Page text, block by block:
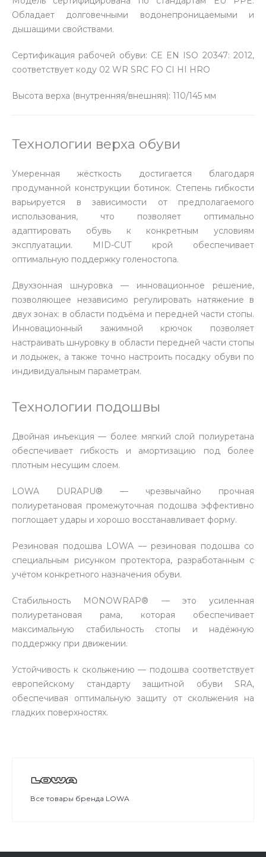
Обладает долговечными водонепроницаемыми и
дышащими свойствами.
Сертификация рабочей обуви: CE EN ISO 20347: 2012,
соответствует коду 02 WR SRC FO CI HI HRO
Высота верха (внутренняя/внешняя): 110/145 мм
Технологии верха обуви
Умеренная жёсткость достигается благодаря
продуманной конструкции ботинок. Степень гибкости
варьируется в зависимости от предполагаемого
использования, что позволяет оптимально
адаптировать обувь к конкретным условиям
эксплуатации. MID-CUT крой обеспечивает
оптимальную поддержку голеностопа.
Двухзонная шнуровка — инновационное решение,
позволяющее независимо регулировать натяжение в
двух зонах: в области подъёма и передней части стопы.
Инновационный зажимной крючок позволяет
настраивать шнуровку в области передней части стопы
и лодыжек, а также точно настроить посадку обуви по
индивидуальным параметрам.
Технологии подошвы
Двойная инъекция — более мягкий слой полиуретана
обеспечивает гибкость и амортизацию под более
плотным несущим слоем.
LOWA DURAPU® — чрезвычайно прочная
полиуретановая промежуточная подошва эффективно
поглощает удары и хорошо восстанавливает форму.
Резиновая подошва LOWA — резиновая подошва со
специальным рисунком протектора, разработанным с
учётом конкретного назначения обуви.
Стабильность MONOWRAP® — это усиленная
полиуретановая рама, которая обеспечивает
максимальную стабильность стопы и надёжную
поддержку при движении.
Устойчивость к скольжению — подошва соответствует
европейскому стандарту защитной обуви SRA,
обеспечивая оптимальную защиту от скольжения на
гладких поверхностях.
Все товары бренда LOWA